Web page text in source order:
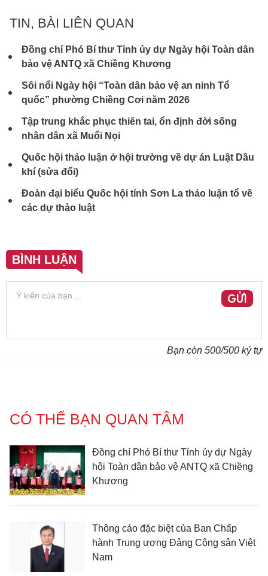
TIN, BÀI LIÊN QUAN
Đồng chí Phó Bí thư Tỉnh ủy dự Ngày hội Toàn dân
bảo vệ ANTQ xã Chiềng Khương
Sôi nổi Ngày hội “Toàn dân bảo vệ an ninh Tổ
quốc” phường Chiềng Cơi năm 2026
Tập trung khắc phục thiên tai, ổn định đời sống
nhân dân xã Muổi Nọi
Quốc hội thảo luận ở hội trường về dự án Luật Dầu
khí (sửa đổi)
Đoàn đại biểu Quốc hội tỉnh Sơn La thảo luận tổ về
các dự thảo luật
BÌNH LUẬN
GỬI
Bạn còn 500/500 ký tự
CÓ THỂ BẠN QUAN TÂM
Đồng chí Phó Bí thư Tỉnh ủy dự Ngày
hội Toàn dân bảo vệ ANTQ xã Chiềng
Khương
Thông cáo đặc biệt của Ban Chấp
hành Trung ương Đảng Cộng sản Việt
Nam